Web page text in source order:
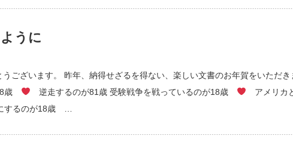
うに
ございます。 昨年、納得せざるを得ない、楽しい文書のお年賀をいただき
歳
逆走するのが81歳 受験戦争を戦っているのが18歳
アメリカ
するのが18歳 …